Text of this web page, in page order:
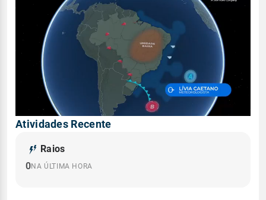
Atividades Recente
Raios
0NA ÚLTIMA HORA